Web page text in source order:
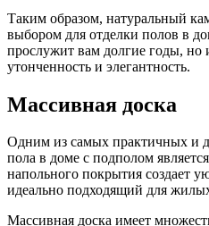
Таким образом, натуральный
выбором для отделки полов в
прослужит вам долгие годы, но
утонченность и элегантность.
Массивная доска
Одним из самых практичных и
пола в доме с подполом
напольного покрытия создает
идеально подходящий для
Массивная доска имеет